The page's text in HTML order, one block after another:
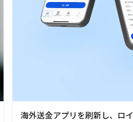
海外送金アプリを刷新し、ロ